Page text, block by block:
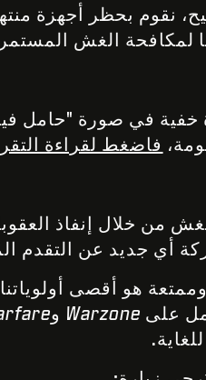
نقوم بحظر أجهزة
لمكافحة الغش
خفية في صورة
فاضغط لقراءة
من خلال إنفاذ
أي جديد عن التقدم
هو أقصى
Warzone و